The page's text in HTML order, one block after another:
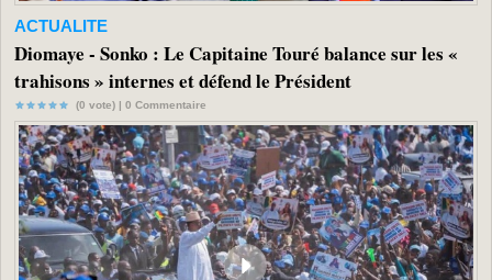
ACTUALITE
Diomaye - Sonko : Le Capitaine Touré balance sur les «
trahisons » internes et défend le Président
(0 vote) | 0 Commentaire